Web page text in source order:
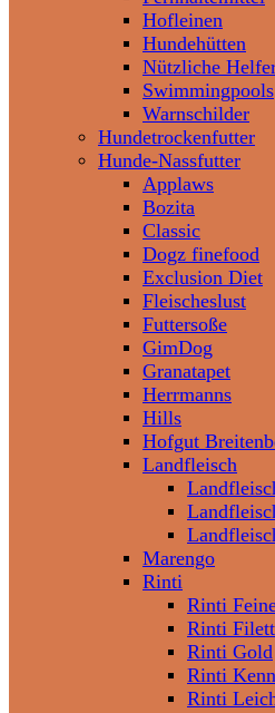
Hofleinen
Hundehütten
Nützliche
Swimmingpools
Warnschilder
Hundetrockenfutter
Hunde-Nassfutter
Applaws
Bozita
Classic
Dogz finefood
Exclusion Diet
Fleischeslust
Futtersoße
GimDog
Granatapet
Herrmanns
Hills
Hofgut
Landfleisch
Marengo
Rinti
Rinti
Rinti
Rinti Gold
Rinti
Rinti